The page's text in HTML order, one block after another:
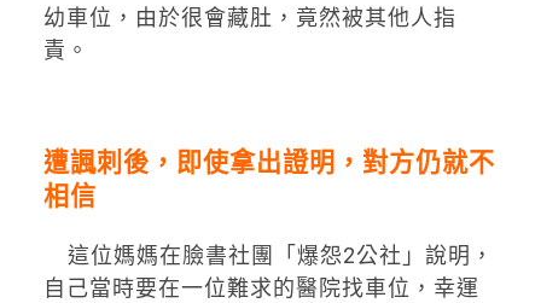
幼車位，由於很會藏肚，竟然被其他人指
責。
遭諷刺後，即使拿出證明，對方仍就不
相信
這位媽媽在臉書社團「爆怨2公社」說明，
自己當時要在一位難求的醫院找車位，幸運